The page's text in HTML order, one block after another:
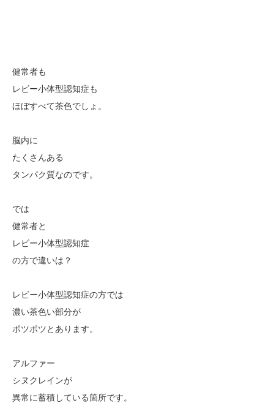
健常者も
レビー小体型認知症も
ほぼすべて茶色でしょ。
脳内に
たくさんある
タンパク質なのです。
では
健常者と
レビー小体型認知症
の方で違いは？
レビー小体型認知症の方では
濃い茶色い部分が
ポツポツとあります。
アルファー
シヌクレインが
異常に蓄積している箇所です。